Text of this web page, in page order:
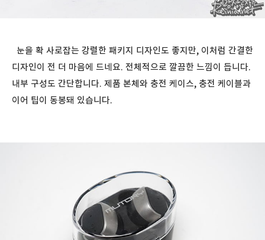
눈을 확 사로잡는 강렬한 패키지 디자인도 좋지만, 이처럼 간결한
디자인이 전 더 마음에 드네요. 전체적으로 깔끔한 느낌이 듭니다.
내부 구성도 간단합니다. 제품 본체와 충전 케이스, 충전 케이블과
이어 팁이 동봉돼 있습니다.